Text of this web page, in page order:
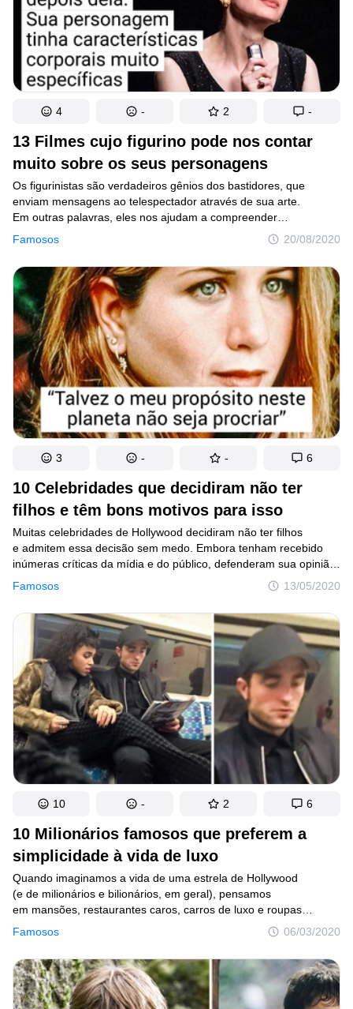
13 Filmes cujo figurino pode nos contar
muito sobre os seus personagens
Famosos 20/08/2020
Os figurinistas são verdadeiros gênios dos bastidores, que
enviam mensagens ao telespectador através de sua arte.
Em outras palavras, eles nos ajudam a compreender
um personagem e o seu estado psicológico usando pequenos
detalhes e combinações em suas vestimentas, de forma
a complementar a história e a deixar a imagem da cena a mais
bela possível. É graças a eles também que podemos ver
a transformação de um personagem em realidade — as roupas,
chapéus, luvas, e todos os adereços responsáveis por trazer
os heróis do mundo cinematográfico à vida.
4 - 2 -
10 Celebridades que decidiram não ter
filhos e têm bons motivos para isso
Famosos 13/05/2020
Muitas celebridades de Hollywood decidiram não ter filhos
e admitem essa decisão sem medo. Embora tenham recebido
inúmeras críticas da mídia e do público, defenderam sua opinião
com argumentos bastante poderosos. Os motivos são diversos,
desde o medo do parto ou de ser mãe até argumentos
relacionados à proteção do meio ambiente.
3 - - 6
10 Milionários famosos que preferem a
simplicidade à vida de luxo
Famosos 06/03/2020
Quando imaginamos a vida de uma estrela de Hollywood
(e de milionários e bilionários, em geral), pensamos
em mansões, restaurantes caros, carros de luxo e roupas
de grife. Para algumas celebridades a vida realmente é assim.
Mas, para outras, apesar dos milhões, o normal é levar uma vida
mais modesta, o que é, de certa forma, inesperado, não acha?
Embora cada uma tenha suas razões para esse comportamento,
uma coisa elas têm em comum: comedimento no uso
do dinheiro.
10 - 2 6